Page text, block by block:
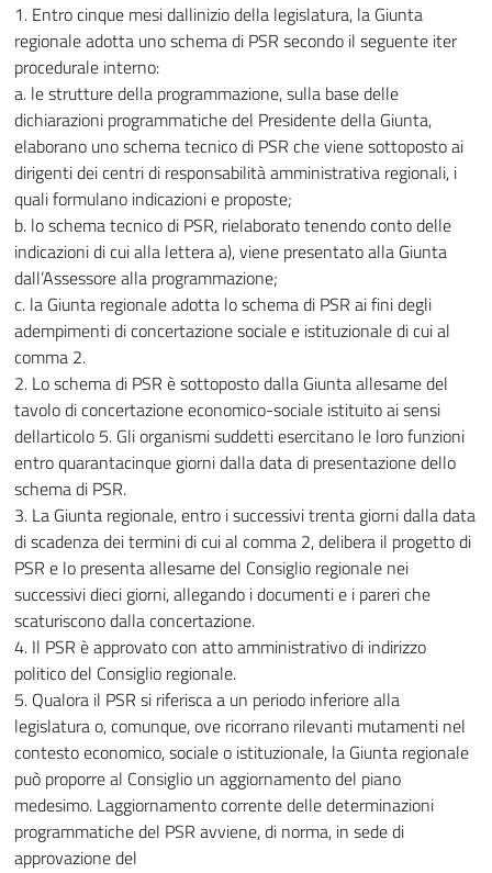
1. Entro cinque mesi dallinizio della legislatura, la Giunta
regionale adotta uno schema di PSR secondo il seguente iter
procedurale interno:
a. le strutture della programmazione, sulla base delle
dichiarazioni programmatiche del Presidente della Giunta,
elaborano uno schema tecnico di PSR che viene sottoposto ai
dirigenti dei centri di responsabilità amministrativa regionali, i
quali formulano indicazioni e proposte;
b. lo schema tecnico di PSR, rielaborato tenendo conto delle
indicazioni di cui alla lettera a), viene presentato alla Giunta
dall’Assessore alla programmazione;
c. la Giunta regionale adotta lo schema di PSR ai fini degli
adempimenti di concertazione sociale e istituzionale di cui al
comma 2.
2. Lo schema di PSR è sottoposto dalla Giunta allesame del
tavolo di concertazione economico-sociale istituito ai sensi
dellarticolo 5. Gli organismi suddetti esercitano le loro funzioni
entro quarantacinque giorni dalla data di presentazione dello
schema di PSR.
3. La Giunta regionale, entro i successivi trenta giorni dalla data
di scadenza dei termini di cui al comma 2, delibera il progetto di
PSR e lo presenta allesame del Consiglio regionale nei
successivi dieci giorni, allegando i documenti e i pareri che
scaturiscono dalla concertazione.
4. Il PSR è approvato con atto amministrativo di indirizzo
politico del Consiglio regionale.
5. Qualora il PSR si riferisca a un periodo inferiore alla
legislatura o, comunque, ove ricorrano rilevanti mutamenti nel
contesto economico, sociale o istituzionale, la Giunta regionale
può proporre al Consiglio un aggiornamento del piano
medesimo. Laggiornamento corrente delle determinazioni
programmatiche del PSR avviene, di norma, in sede di
approvazione del